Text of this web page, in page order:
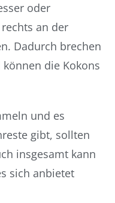
oder
an der
Dadurch brechen
die Kokons
und es
gibt, sollten
insgesamt kann
sich anbietet